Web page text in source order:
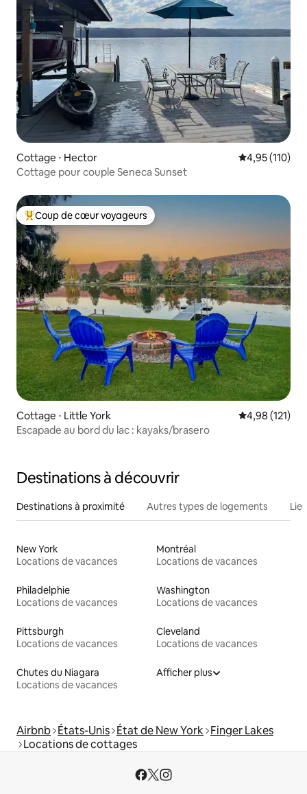
Cottage ⋅ Hector Évaluation
4,95 (110)
Cottage pour couple Seneca Sunset
Coups de cœur voyageurs les plus appréciés
Coup de cœur voyageurs
Cottage ⋅ Little York Évaluation
4,98 (121)
Escapade au bord du lac : kayaks/brasero
Destinations à découvrir
Destinations à proximité Autres types de logements
New York
Locations de vacances
Montréal
Locations de vacances
Philadelphie
Locations de vacances
Washington
Locations de vacances
Pittsburgh
Locations de vacances
Cleveland
Locations de vacances
Chutes du Niagara
Locations de vacances
Afficher plus
Airbnb États-Unis État de New York Finger Lakes
Locations de cottages